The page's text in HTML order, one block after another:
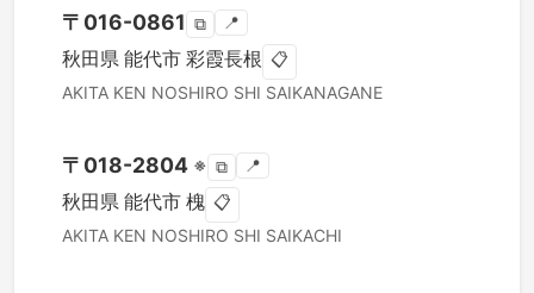
〒 016-0861 ⧉ 📍
秋田県 能代市 彩霞長根 📋
AKITA KEN NOSHIRO SHI SAIKANAGANE
〒 018-2804 ※ ⧉ 📍
秋田県 能代市 槐 📋
AKITA KEN NOSHIRO SHI SAIKACHI